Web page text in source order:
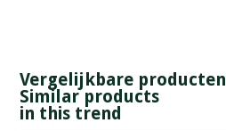
Vergelijkbare producten
Similar products
in this trend